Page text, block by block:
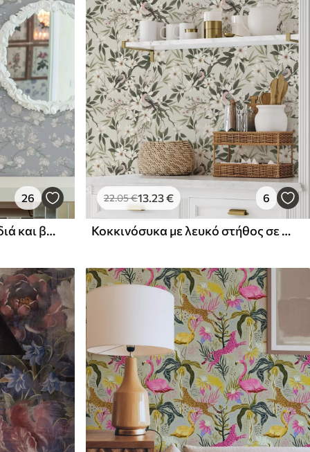
26
Λευκά λουλούδια σε κλαδιά και βουνά σε μπλε φόντο
22.05€13.23€ 6
Κοκκινόσυκα με λευκό στήθος σε κλαδιά με κρεμ λουλούδια